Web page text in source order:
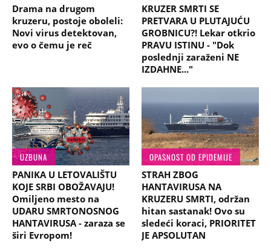
Drama na drugom
kruzeru, postoje oboleli:
Novi virus detektovan,
evo o čemu je reč
KRUZER SMRTI SE
PRETVARA U PLUTAJUĆU
GROBNICU?! Lekar otkrio
PRAVU ISTINU - "Dok
poslednji zaraženi NE
IZDAHNE..."
UZBUNA
PANIKA U LETOVALIŠTU
KOJE SRBI OBOŽAVAJU!
Omiljeno mesto na
UDARU SMRTONOSNOG
HANTAVIRUSA - zaraza se
širi Evropom!
OPASNOST OD EPIDEMIJE
STRAH ZBOG
HANTAVIRUSA NA
KRUZERU SMRTI, održan
hitan sastanak! Ovo su
sledeći koraci, PRIORITET
JE APSOLUTAN